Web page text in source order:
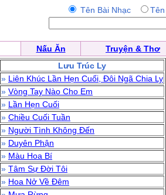
Tên Bài Nhạc
Nấu Ăn Truyện & Thơ
Lưu Trúc Ly
» Liên Khúc Lần Hẹn Cuối, Đôi Ngã Chia Ly
» Vòng Tay Nào Cho Em
» Lần Hẹn Cuối
» Chiều Cuối Tuần
» Người Tình Không Đến
» Duyên Phận
» Màu Hoa Bí
» Tâm Sự Đời Tôi
» Hoa Nở Về Đêm